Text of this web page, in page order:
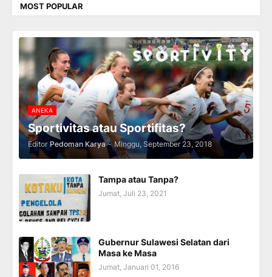
MOST POPULAR
ANEKA
Sportivitas atau Sportifitas?
Editor Pedoman Karya - Minggu, September 23, 2018
Tampa atau Tanpa?
Jumat, Juli 23, 2021
Gubernur Sulawesi Selatan dari
Masa ke Masa
Jumat, Januari 01, 2016